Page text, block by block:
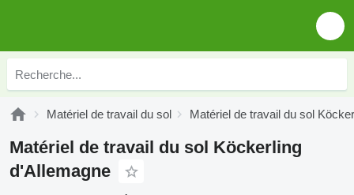
Matériel de travail du sol Matériel de travail du sol
Matériel de travail du sol Köckerling
d'Allemagne